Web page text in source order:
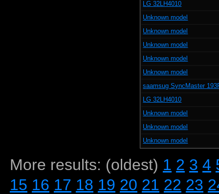
LG 32LH4010
Unknown model
Unknown model
Unknown model
Unknown model
Unknown model
saamsug SyncMaster
LG 32LH4010
Unknown model
Unknown model
Unknown model
More results: (oldest) 1 2 3 4
15 16 17 18 19 20 21 22 23